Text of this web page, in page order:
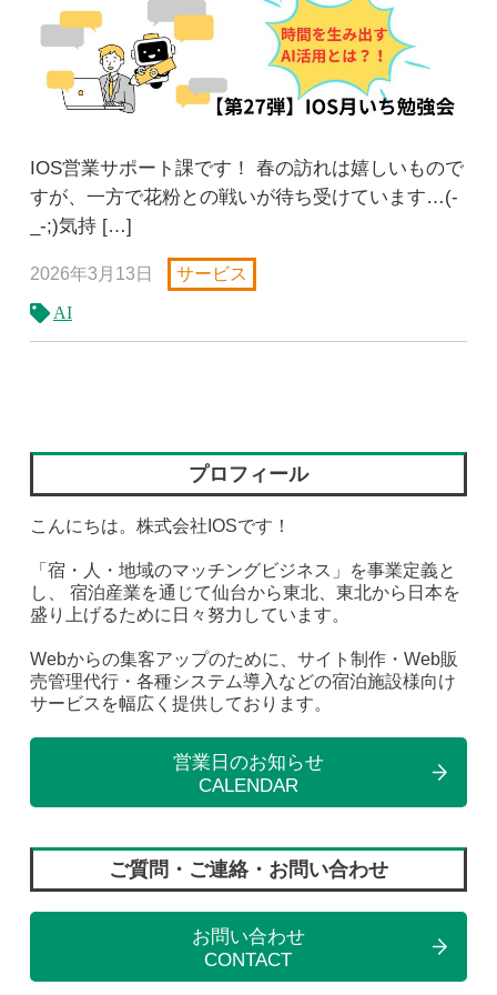
IOS営業サポート課です！ 春の訪れは嬉しいもので
すが、一方で花粉との戦いが待ち受けています…(-
_-;)気持 […]
2026年3月13日 サービス
AI
プロフィール
こんにちは。株式会社IOSです！
「宿・人・地域のマッチングビジネス」を事業定義と
し、 宿泊産業を通じて仙台から東北、東北から日本を
盛り上げるために日々努力しています。
Webからの集客アップのために、サイト制作・Web販
売管理代行・各種システム導入などの宿泊施設様向け
サービスを幅広く提供しております。
営業日のお知らせ
CALENDAR
ご質問・ご連絡・お問い合わせ
お問い合わせ
CONTACT